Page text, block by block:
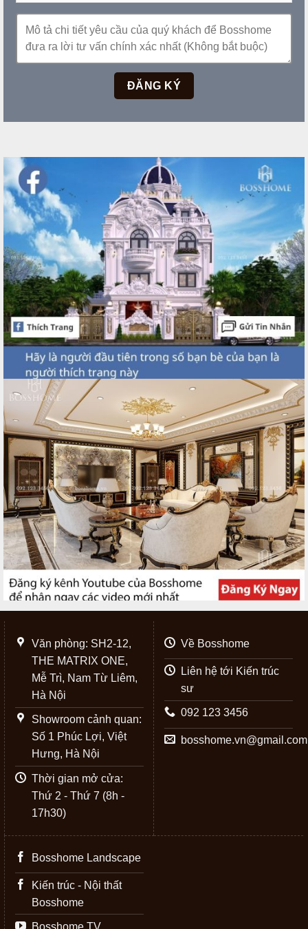
Văn phòng: SH2-12,
THE MATRIX ONE,
Mễ Trì, Nam Từ Liêm,
Hà Nội
Showroom cảnh quan:
Số 1 Phúc Lợi, Việt
Hưng, Hà Nội
Thời gian mở cửa:
Thứ 2 - Thứ 7 (8h -
17h30)
Về Bosshome
Liên hệ tới Kiến trúc
sư
092 123 3456
bosshome.vn@gmail.com
Bosshome Landscape
Kiến trúc - Nội thất
Bosshome